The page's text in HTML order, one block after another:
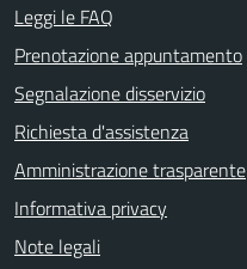
Leggi le FAQ
Prenotazione appuntamento
Segnalazione disservizio
Richiesta d'assistenza
Amministrazione trasparente
Informativa privacy
Note legali